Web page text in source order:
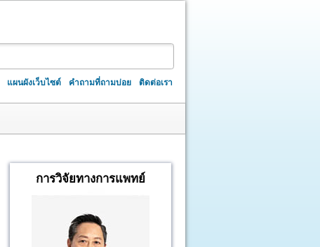
แผนผังเว็บไซต์ คำถามที่ถามบ่อย ติดต่อเรา
การวิจัยทางการแพทย์